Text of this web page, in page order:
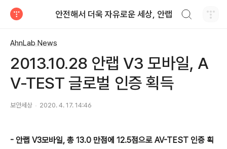
안전해서 더욱 자유로운 세상, 안랩
AhnLab News
2013.10.28 안랩 V3 모바일, A
V-TEST 글로벌 인증 획득
보안세상 2020. 4. 17. 14:46
- 안랩 V3모바일, 총 13.0 만점에 12.5점으로 AV-TEST 인증 획